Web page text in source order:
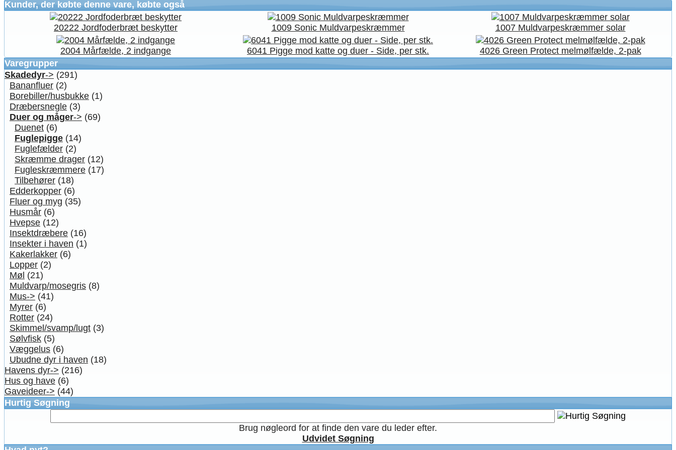
Kunder, der købte denne vare, købte også
20222 Jordfoderbræt beskytter 1009 Sonic Muldvarpeskræmmer 1007 Muldvarpeskræmmer solar
2004 Mårfælde, 2 indgange 6041 Pigge mod katte og duer - Side, per stk.
4026 Green Protect melmølfælde, 2-pak
Varegrupper
Skadedyr-> (291)
Bananfluer (2)
Borebiller/husbukke (1)
Dræbersnegle (3)
Duer og måger-> (69)
Duenet (6)
Fuglepigge (14)
Fuglefælder (2)
Skræmme drager (12)
Fugleskræmmere (17)
Tilbehører (18)
Edderkopper (6)
Fluer og myg (35)
Husmår (6)
Hvepse (12)
Insektdræbere (16)
Insekter i haven (1)
Kakerlakker (6)
Lopper (2)
Møl (21)
Muldvarp/mosegris (8)
Mus-> (41)
Myrer (6)
Rotter (24)
Skimmel/svamp/lugt (3)
Sølvfisk (5)
Væggelus (6)
Ubudne dyr i haven (18)
Havens dyr-> (216)
Hus og have (6)
Gaveideer-> (44)
Hurtig Søgning
Brug nøgleord for at finde den vare du leder efter.
Udvidet Søgning